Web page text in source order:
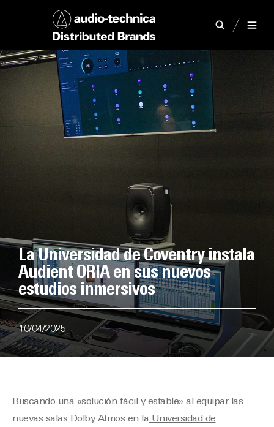
La Universidad de Coventry instala
Audient ORIA en sus nuevos
estudios inmersivos
10/04/2025
Buscando una «solución fácil y estable» al equipar las
nuevas salas Dolby Atmos en la Universidad de